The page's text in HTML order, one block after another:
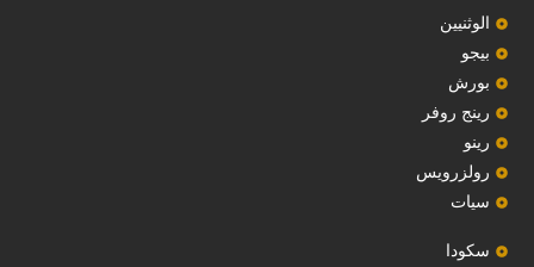
‏الوثنيين‏
بيجو
بورش
رينج روفر
رينو
رولزرويس
سيات
سكودا